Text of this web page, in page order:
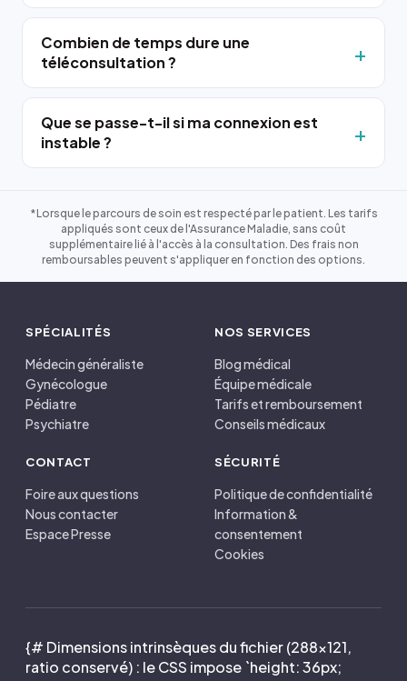
Combien de temps dure une
téléconsultation ?
Que se passe-t-il si ma connexion est
instable ?
*Lorsque le parcours de soin est respecté par le patient. Les tarifs
appliqués sont ceux de l'Assurance Maladie, sans coût
supplémentaire lié à l'accès à la consultation. Des frais non
remboursables peuvent s'appliquer en fonction des options.
SPÉCIALITÉS
Médecin généraliste
Gynécologue
Pédiatre
Psychiatre
NOS SERVICES
Blog médical
Équipe médicale
Tarifs et remboursement
Conseils médicaux
CONTACT
Foire aux questions
Nous contacter
Espace Presse
SÉCURITÉ
Politique de confidentialité
Information &
consentement
Cookies
{# Dimensions intrinsèques du fichier (288×121,
ratio conservé) : le CSS impose `height: 36px;